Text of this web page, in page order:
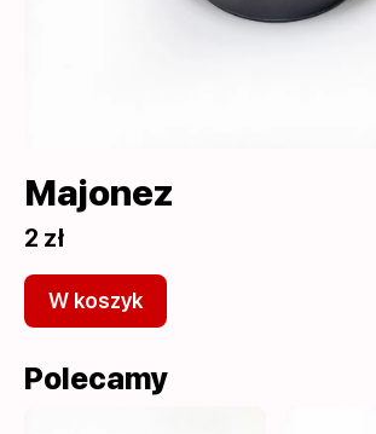
Majonez
2 zł
W koszyk
Polecamy